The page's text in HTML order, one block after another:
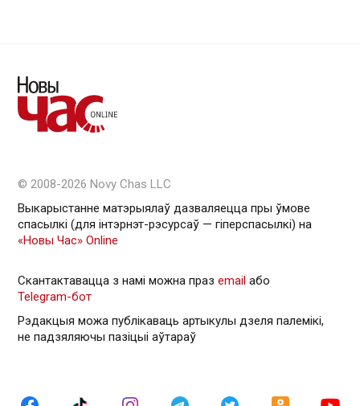
© 2008-2026 Novy Chas LLC
Выкарыстанне матэрыялаў дазваляецца пры ўмове
спасылкі (для інтэрнэт-рэсурсаў — гiперспасылкi) на
«Новы Час» Online
Скантактавацца з намі можна праз email або
Telegram-бот
Рэдакцыя можа публікаваць артыкулы дзеля палемікі,
не падзяляючы пазіцыі аўтараў